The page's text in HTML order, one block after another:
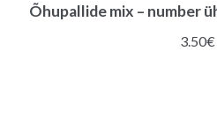
Õhupallide mix – number
3.50€